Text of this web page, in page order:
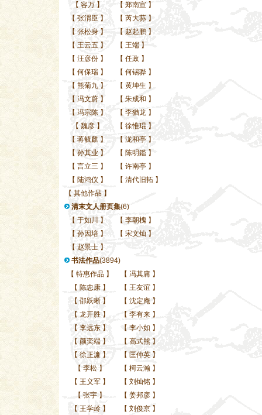
【 容万 】 【 郑南宣 】
【 张渭臣 】 【 芮大荪 】
【 张松身 】 【 赵起鹏 】
【 王云五 】 【 王端 】
【 汪彦份 】 【 任政 】
【 何保瑞 】 【 何锡骅 】
【 熊菊九 】 【 黄坤生 】
【 冯文蔚 】 【 朱成和 】
【 冯宗陈 】 【 李猶龙 】
【 魏彦 】 【 徐惟琨 】
【 蒋毓麒 】 【 泷和亭 】
【 孙其业 】 【 陈明鑑 】
【 言立三 】 【 许南亭 】
【 陆鸿仪 】 【 清代旧拓 】
【 其他作品 】
清末文人册页集(6)
【 于如川 】 【 李朝槐 】
【 孙因培 】 【 宋文灿 】
【 赵景士 】
书法作品(3894)
【 特惠作品】 【 冯其庸 】
【 陈忠康】 【 王友谊 】
【 邵跃晰】 【 沈定庵 】
【 龙开胜】 【 李有来 】
【 李远东】 【 李小如 】
【 颜奕端】 【 高式熊 】
【 徐正濂】 【 匡仲英 】
【 李松】 【 柯云瀚 】
【 王义军】 【 刘灿铭 】
【 张宇】 【 姜邦彦 】
【 王学岭】 【 刘俊京 】